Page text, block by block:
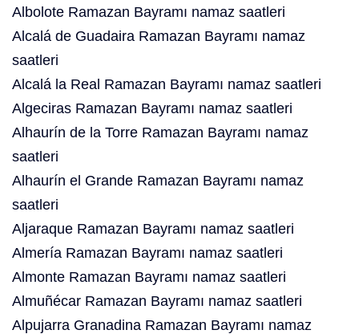
Albolote Ramazan Bayramı namaz saatleri
Alcalá de Guadaira Ramazan Bayramı namaz
saatleri
Alcalá la Real Ramazan Bayramı namaz saatleri
Algeciras Ramazan Bayramı namaz saatleri
Alhaurín de la Torre Ramazan Bayramı namaz
saatleri
Alhaurín el Grande Ramazan Bayramı namaz
saatleri
Aljaraque Ramazan Bayramı namaz saatleri
Almería Ramazan Bayramı namaz saatleri
Almonte Ramazan Bayramı namaz saatleri
Almuñécar Ramazan Bayramı namaz saatleri
Alpujarra Granadina Ramazan Bayramı namaz